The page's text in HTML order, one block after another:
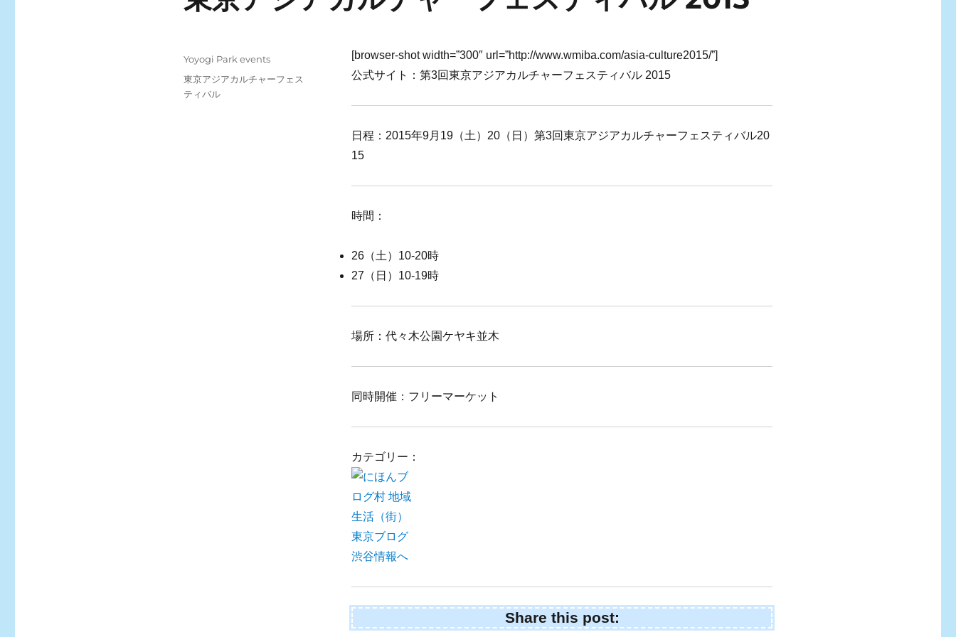
[browser-shot width=”300″ url=”http://www.wmiba.com/asia-culture2015/”]
公式サイト：第3回東京アジアカルチャーフェスティバル 2015
日程：2015年9月19（土）20（日）第3回東京アジアカルチャーフェスティバル20
15
時間：
26（土）10-20時
27（日）10-19時
場所：代々木公園ケヤキ並木
同時開催：フリーマーケット
カテゴリー：
Share this post:
Posted
on
Categories
Yoyogi Park events
Tags
東京アジアカルチャーフェス
ティバル